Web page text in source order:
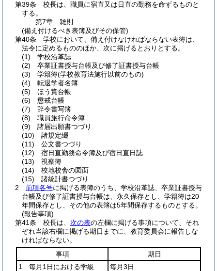
第39条
校長は、職員に宿直又は日直の勤務を命ずるものと
する。
第7章
雑則
(備え付けるべき表簿及びその保管)
第40条
学校において、備え付けなければならない表簿は、
法令に定めるもののほか、次に掲げるとおりとする。
(1)
学校沿革誌
(2)
卒業証書授与台帳及び修了証書授与台帳
(3)
学籍簿(学校教育法施行以前のもの)
(4)
転退学者名簿
(5)
ほう賞台帳
(6)
懲戒台帳
(7)
辞令書写簿
(8)
職員旅行命令簿
(9)
諸届出願書つづり
(10)
諸規定綴
(11)
公文書つづり
(12)
宿日直勤務命令簿及び宿日直日誌
(13)
視察簿
(14)
校地校舎の図面
(15)
諸統計書つづり
2
前項各号に掲げる表簿のうち、学校沿革誌、卒業証書授与
台帳及び修了証書授与台帳は、永久保存とし、学籍簿は20
年間保存とし、その他の表簿は5年間保存するものとする。
(報告事項)
第41条
校長は、 次の表の左欄に掲げる事項について、それ
ぞれ当該右欄に掲げる期日までに、教育委員会に報告しな
ければならない。
事項
期日
1 毎月1日における学級
毎月3日